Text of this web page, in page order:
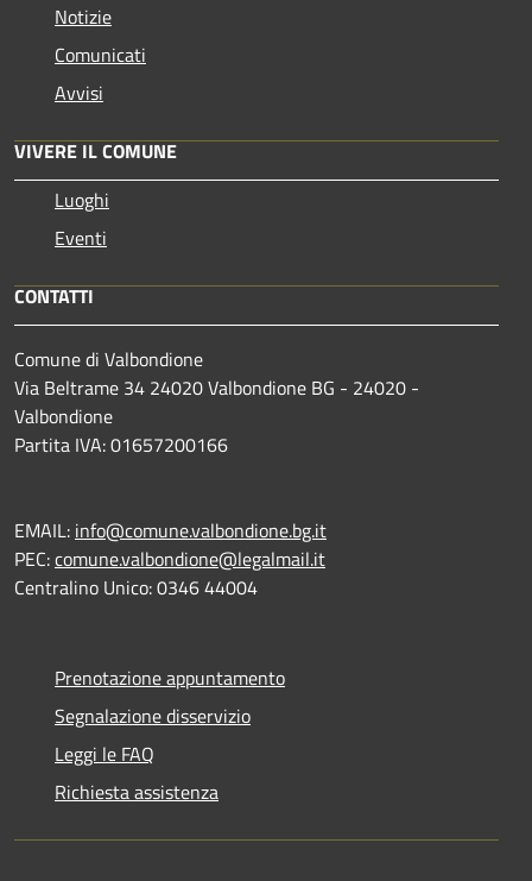
Notizie
Comunicati
Avvisi
VIVERE IL COMUNE
Luoghi
Eventi
CONTATTI
Comune di Valbondione
Via Beltrame 34 24020 Valbondione BG - 24020 -
Valbondione
Partita IVA: 01657200166
EMAIL: info@comune.valbondione.bg.it
PEC:comune.valbondione@legalmail.it
Centralino Unico: 0346 44004
Prenotazione appuntamento
Segnalazione disservizio
Leggi le FAQ
Richiesta assistenza